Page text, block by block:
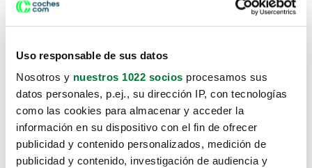
Uso responsable de sus datos
Nosotros y nuestros 1022 socios procesamos sus
datos personales, p.ej., su dirección IP, con tecnologías
como las cookies para almacenar y acceder la
información en su dispositivo con el fin de ofrecer
publicidad y contenido personalizados, medición de
publicidad y contenido, investigación de audiencia y
Lo sentimos, no sabemos como
te hemos traido hasta aquí.